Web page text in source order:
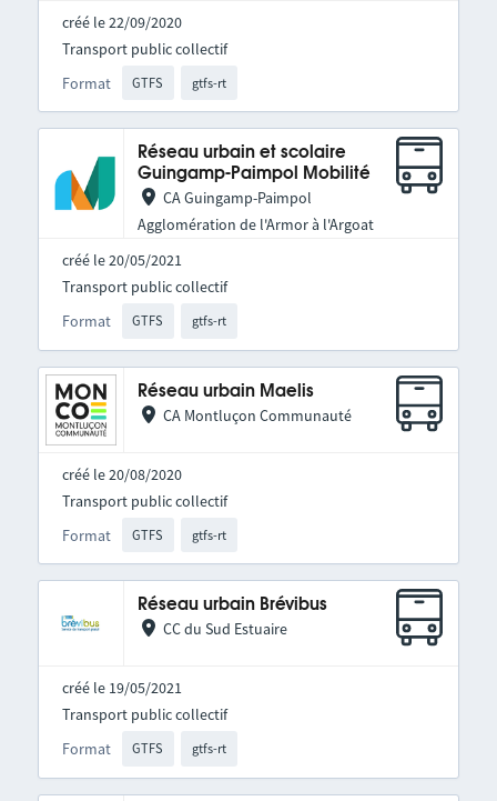
créé le 22/09/2020
Format GTFS gtfs-rt
Transport public collectif
Réseau urbain et scolaire
Guingamp-Paimpol Mobilité
CA Guingamp-Paimpol
Agglomération de l'Armor à l'Argoat
créé le 20/05/2021
Format GTFS gtfs-rt
Transport public collectif
Réseau urbain Maelis
CA Montluçon Communauté
créé le 20/08/2020
Format GTFS gtfs-rt
Transport public collectif
Réseau urbain Brévibus
CC du Sud Estuaire
créé le 19/05/2021
Format GTFS gtfs-rt
Transport public collectif